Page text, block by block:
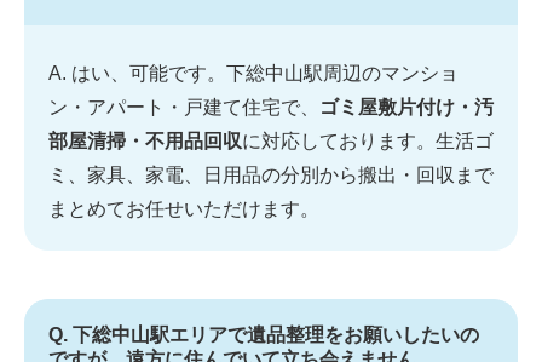
A. はい、可能です。下総中山駅周辺のマンショ
ン・アパート・戸建て住宅で、
ゴミ屋敷片付け・汚
部屋清掃・不用品回収に対応しております。生活ゴ
ミ、家具、家電、日用品の分別から搬出・回収まで
まとめてお任せいただけます。
Q. 下総中山駅エリアで遺品整理をお願いしたいの